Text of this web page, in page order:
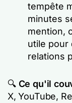
tempête
minutes
mention,
utile pour
relations
🔍 Ce qu'il
X, YouTube,